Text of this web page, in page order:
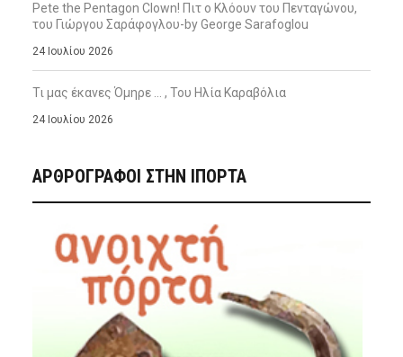
Pete the Pentagon Clown! Πιτ ο Κλόουν του Πενταγώνου,
του Γιώργου Σαράφογλου-by George Sarafoglou
24 Ιουλίου 2026
Τι μας έκανες Όμηρε … , Του Ηλία Καραβόλια
24 Ιουλίου 2026
ΑΡΘΡΟΓΡΑΦΟΙ ΣΤΗΝ IΠΟΡΤΑ